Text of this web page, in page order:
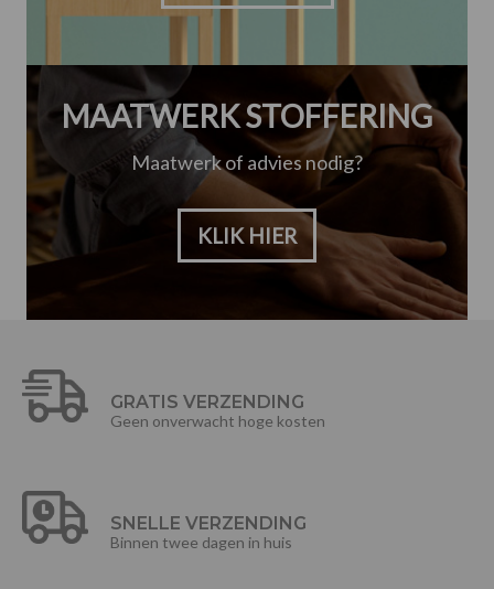
MAATWERK STOFFERING
Maatwerk of advies nodig?
KLIK HIER
GRATIS VERZENDING
Geen onverwacht hoge kosten
SNELLE VERZENDING
Binnen twee dagen in huis